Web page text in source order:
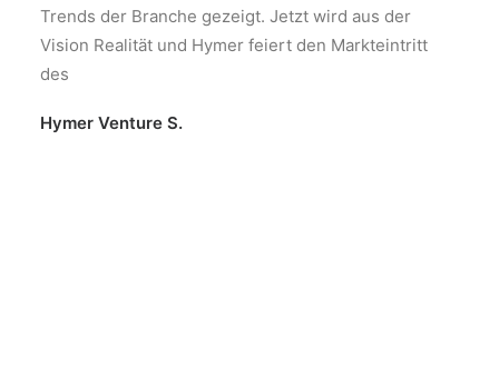
Trends der Branche gezeigt. Jetzt wird aus der
Vision Realität und Hymer feiert den Markteintritt
des
Hymer Venture S.